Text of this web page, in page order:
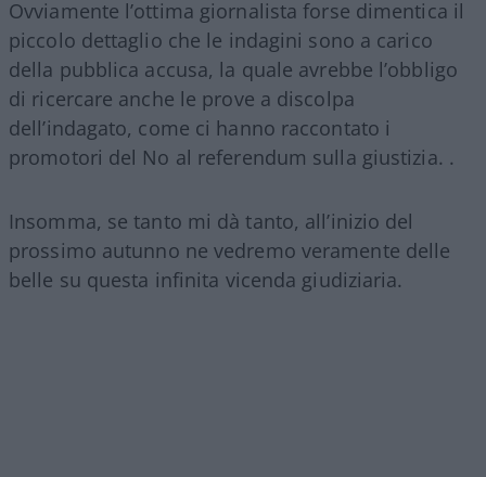
Ovviamente l’ottima giornalista forse dimentica il
piccolo dettaglio che le indagini sono a carico
della pubblica accusa, la quale avrebbe l’obbligo
di ricercare anche le prove a discolpa
dell’indagato, come ci hanno raccontato i
promotori del No al referendum sulla giustizia. .
Insomma, se tanto mi dà tanto, all’inizio del
prossimo autunno ne vedremo veramente delle
belle su questa infinita vicenda giudiziaria.